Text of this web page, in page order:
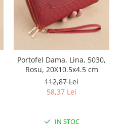
Portofel Dama, Lina, 5030,
Rosu, 20X10.5x4.5 cm
112,87 Lei
58,37 Lei
IN STOC